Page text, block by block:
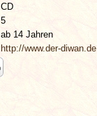
CD
5
ab 14 Jahren
http://www.der-diwan.de